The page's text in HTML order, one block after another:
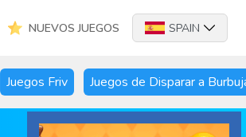
NUEVOS JUEGOS SPAIN
Juegos Friv Juegos de Disparar a